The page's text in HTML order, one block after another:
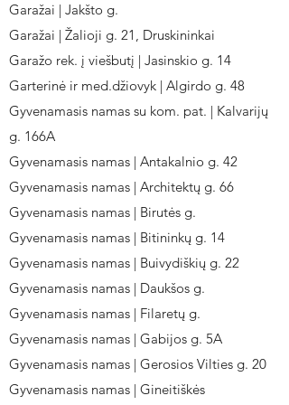
Garažai | Jakšto g.
Garažai | Žalioji g. 21, Druskininkai
Garažo rek. į viešbutį | Jasinskio g. 14
Garterinė ir med.džiovyk | Algirdo g. 48
Gyvenamasis namas su kom. pat. | Kalvarijų
g. 166A
Gyvenamasis namas | Antakalnio g. 42
Gyvenamasis namas | Architektų g. 66
Gyvenamasis namas | Birutės g.
Gyvenamasis namas | Bitininkų g. 14
Gyvenamasis namas | Buivydiškių g. 22
Gyvenamasis namas | Daukšos g.
Gyvenamasis namas | Filaretų g.
Gyvenamasis namas | Gabijos g. 5A
Gyvenamasis namas | Gerosios Vilties g. 20
Gyvenamasis namas | Gineitiškės